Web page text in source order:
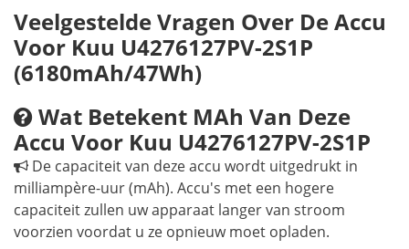
Veelgestelde Vragen Over De Accu
Voor Kuu U4276127PV-2S1P
(6180mAh/47Wh)
Wat Betekent MAh Van Deze
Accu Voor Kuu U4276127PV-2S1P
De capaciteit van deze accu wordt uitgedrukt in
milliampère-uur (mAh). Accu's met een hogere
capaciteit zullen uw apparaat langer van stroom
voorzien voordat u ze opnieuw moet opladen.